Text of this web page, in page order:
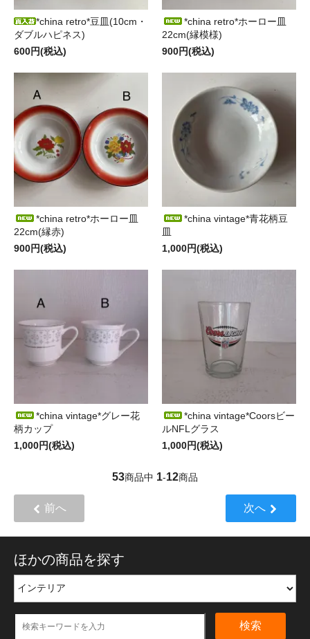
*china retro*豆皿(10cm・
ダブルハピネス)
600円(税込)
*china retro*ホーロー皿
22cm(縁模様)
900円(税込)
*china retro*ホーロー皿
22cm(縁赤)
900円(税込)
*china vintage*青花柄豆
皿
1,000円(税込)
*china vintage*グレー花
柄カップ
1,000円(税込)
*china vintage*Coorsビー
ルNFLグラス
1,000円(税込)
53商品中 1-12商品
前へ 次へ
ほかの商品を探す
検索